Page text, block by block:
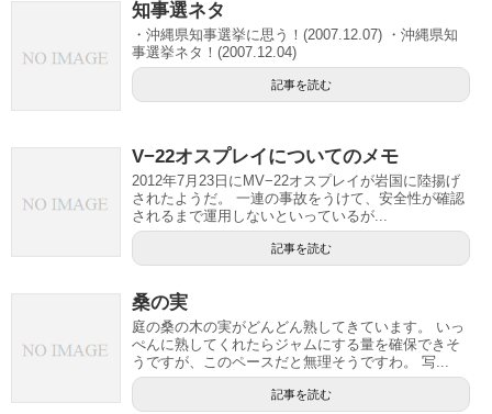
知事選ネタ
・沖縄県知事選挙に思う！(2007.12.07) ・沖縄県知
事選挙ネタ！(2007.12.04)
記事を読む
V−22オスプレイについてのメモ
2012年7月23日にMV−22オスプレイが岩国に陸揚げ
されたようだ。 一連の事故をうけて、安全性が確認
されるまで運用しないといっているが...
記事を読む
桑の実
庭の桑の木の実がどんどん熟してきています。 いっ
ぺんに熟してくれたらジャムにする量を確保できそ
うですが、このペースだと無理そうですわ。 写...
記事を読む